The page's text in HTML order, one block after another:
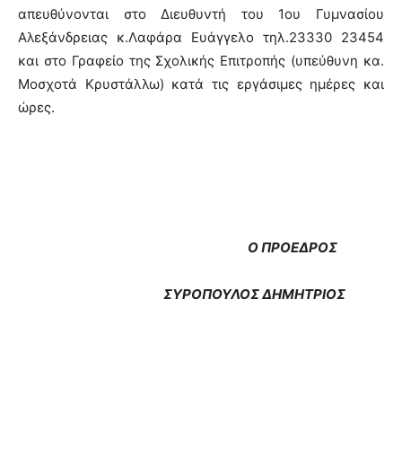
απευθύνονται στο Διευθυντή του 1ου Γυμνασίου
Αλεξάνδρειας κ.Λαφάρα Ευάγγελο τηλ.23330 23454
και στο Γραφείο της Σχολικής Επιτροπής (υπεύθυνη κα.
Μοσχοτά Κρυστάλλω) κατά τις εργάσιμες ημέρες και
ώρες.
Ο ΠΡΟΕΔΡΟΣ
ΣΥΡΟΠΟΥΛΟΣ ΔΗΜΗΤΡΙΟΣ